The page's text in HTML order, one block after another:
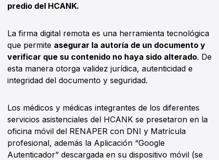
predio del HCANK.
La firma digital remota es una herramienta tecnológica
que permite asegurar la autoría de un documento y
verificar que su contenido no haya sido alterado. De
esta manera otorga validez jurídica, autenticidad e
integridad del documento y seguridad.
Los médicos y médicas integrantes de los diferentes
servicios asistenciales del HCANK se presetaron en la
oficina móvil del RENAPER con DNI y Matrícula
profesional, además la Aplicación “Google
Autenticador” descargada en su dispositivo móvil (se